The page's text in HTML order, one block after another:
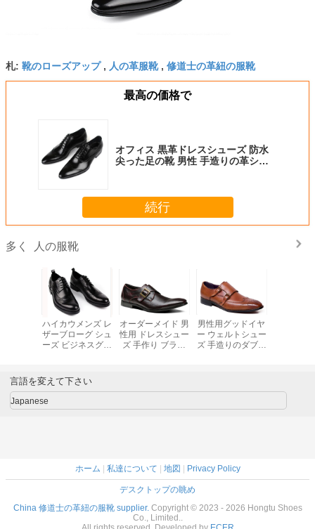
札: 靴のローズアップ, 人の革服靴, 修道士の革紐の服靴
最高の価格で
オフィス 黒革ドレスシューズ 防水
尖った足の靴 男性 手造りの革シュ
続行
多く 人の服靴
ハイカウメンズ レ
ザーブローグ シュ
ーズ ビジネスグッ
オーダーメイド 男
性用 ドレスシュー
ズ 手作り ブラウ
男性用グッドイヤ
ー ウェルトシュー
ズ 手造りのダブル
言語を変えて下さい
Japanese
ホーム 私達について 地図 Privacy Policy
デスクトップの眺め
China 修道士の革紐の服靴 supplier. Copyright © 2023 - 2026 Hongtu Shoes
Co., Limited..